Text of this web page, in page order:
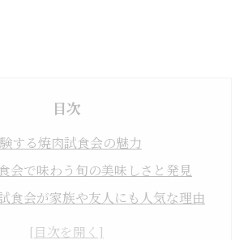
目次
する焼肉試食会の魅力
会で味わう旬の美味しさと発見
食会が家族や友人にも人気な理由
らではの試食会限定の楽しみ方